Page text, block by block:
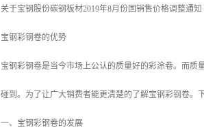
关于宝钢股份碳钢板材2019年8月份国销售价格调整通知
宝钢彩钢卷的优势
宝钢彩钢卷是当今市场上公认的质量好的彩涂卷。而
碰到。为了让广大销费者能更清楚的了解宝钢彩钢卷。
一、宝钢彩钢卷的发展